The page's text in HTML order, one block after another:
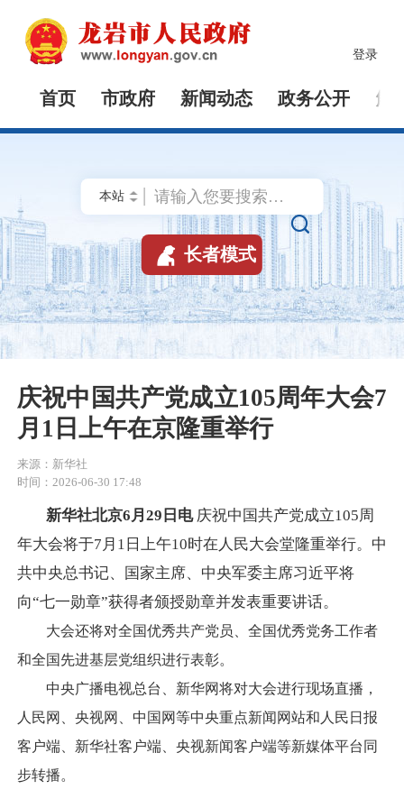
登录
首页 市政府 新闻动态 政务公开 解

 长者模式
庆祝中国共产党成立105周年大会7
月1日上午在京隆重举行
来源：新华社
时间：2026-06-30 17:48
新华社北京6月29日电庆祝中国共产党成立105周
年大会将于7月1日上午10时在人民大会堂隆重举行。中
共中央总书记、国家主席、中央军委主席习近平将
向“七一勋章”获得者颁授勋章并发表重要讲话。
大会还将对全国优秀共产党员、全国优秀党务工作者
和全国先进基层党组织进行表彰。
中央广播电视总台、新华网将对大会进行现场直播，
人民网、央视网、中国网等中央重点新闻网站和人民日报
客户端、新华社客户端、央视新闻客户端等新媒体平台同
步转播。